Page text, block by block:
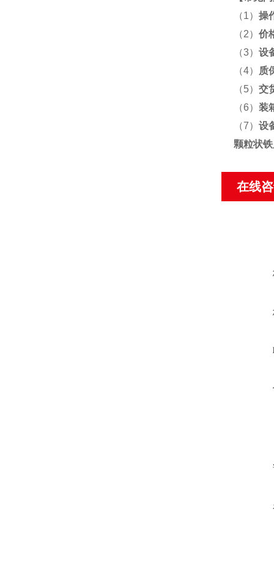
（1） 操
（2） 价
（3） 设
（4）
质
（5） 交
（6） 装
（7） 设
颗粒状
在线